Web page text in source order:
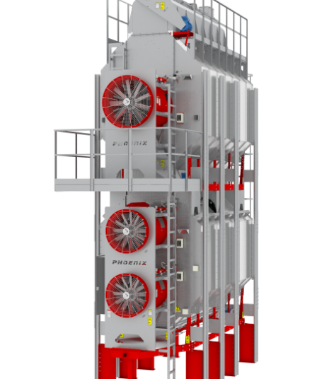
Uscătoare de cereale
Mese de dovleac
Arzătoare